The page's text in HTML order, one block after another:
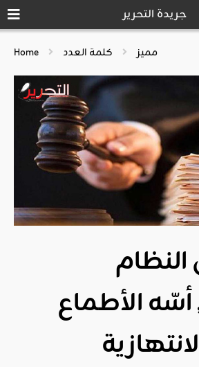
جريدة التحرير
Home مميز كلمة العدد
الأطماع